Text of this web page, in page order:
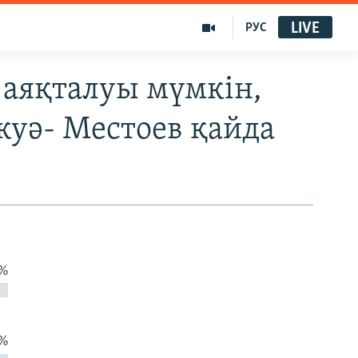
РУС LIVE
мүмкін,
Местоев қайда